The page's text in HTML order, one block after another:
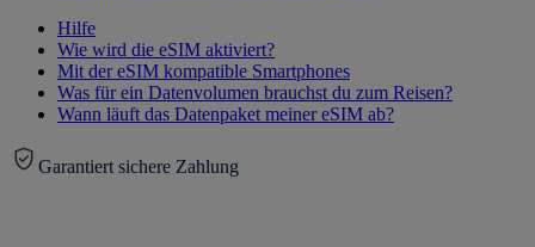
Hilfe
Wie wird die eSIM aktiviert?
Mit der eSIM kompatible Smartphones
Was für ein Datenvolumen brauchst du zum Reisen?
Wann läuft das Datenpaket meiner eSIM ab?
Garantiert sichere Zahlung